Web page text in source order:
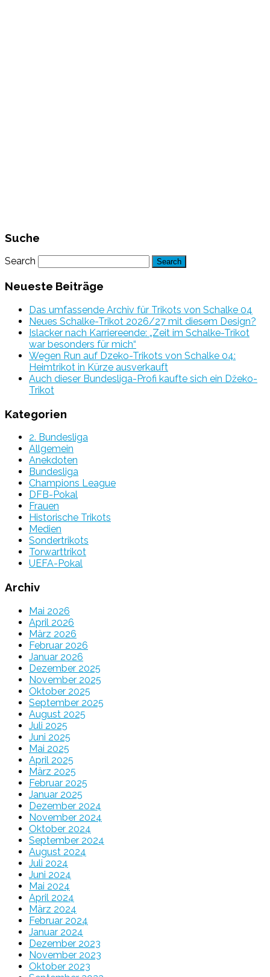
Suche
Search
Neueste Beiträge
Das umfassende Archiv für Trikots von Schalke 04
Neues Schalke-Trikot 2026/27 mit diesem Design?
Islacker nach Karriereende: „Zeit im Schalke-Trikot
war besonders für mich“
Wegen Run auf Dzeko-Trikots von Schalke 04:
Heimtrikot in Kürze ausverkauft
Auch dieser Bundesliga-Profi kaufte sich ein Džeko-
Trikot
Kategorien
2. Bundesliga
Allgemein
Anekdoten
Bundesliga
Champions League
DFB-Pokal
Frauen
Historische Trikots
Medien
Sondertrikots
Torwarttrikot
UEFA-Pokal
Archiv
Mai 2026
April 2026
März 2026
Februar 2026
Januar 2026
Dezember 2025
November 2025
Oktober 2025
September 2025
August 2025
Juli 2025
Juni 2025
Mai 2025
April 2025
März 2025
Februar 2025
Januar 2025
Dezember 2024
November 2024
Oktober 2024
September 2024
August 2024
Juli 2024
Juni 2024
Mai 2024
April 2024
März 2024
Februar 2024
Januar 2024
Dezember 2023
November 2023
Oktober 2023